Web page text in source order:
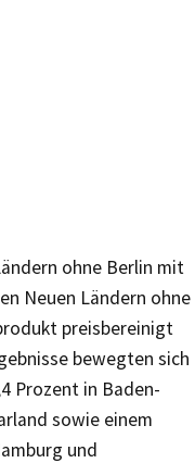
ohne Berlin mit
Neuen Ländern ohne
preisbereinigt
bewegten sich
Prozent in Baden-
sowie einem
und